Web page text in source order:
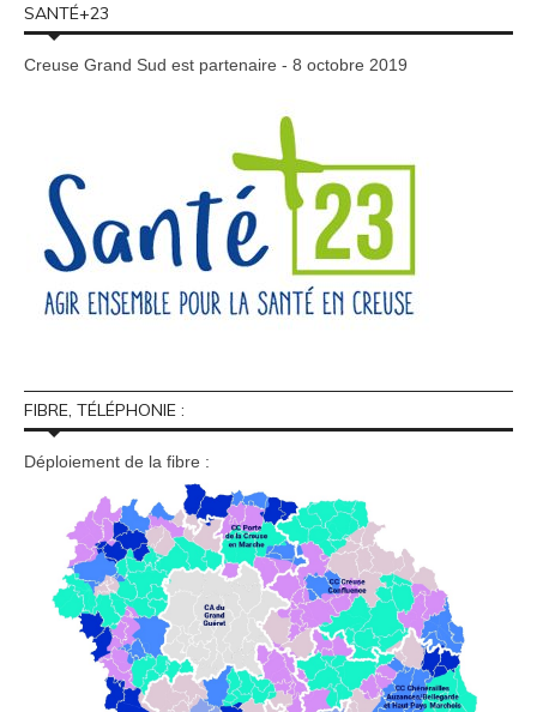
SANTÉ+23
Creuse Grand Sud est partenaire - 8 octobre 2019
FIBRE, TÉLÉPHONIE :
Déploiement de la fibre :